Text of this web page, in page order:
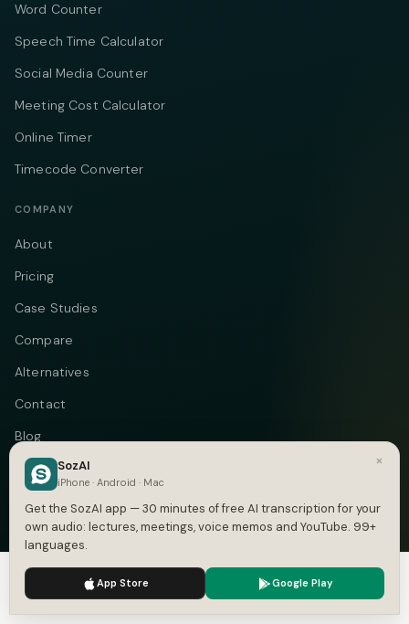
Word Counter
Speech Time Calculator
Social Media Counter
Meeting Cost Calculator
Online Timer
Timecode Converter
COMPANY
About
Pricing
Case Studies
Compare
Alternatives
Contact
Blog
Privacy
DMCA
TelegramInstagram
We use cookies to enhance your experience.
×
SozAI
iPhone · Android · Mac
Get the SozAI app — 30 minutes of free AI transcription for your
own audio: lectures, meetings, voice memos and YouTube. 99+
languages.
App Store Google Play